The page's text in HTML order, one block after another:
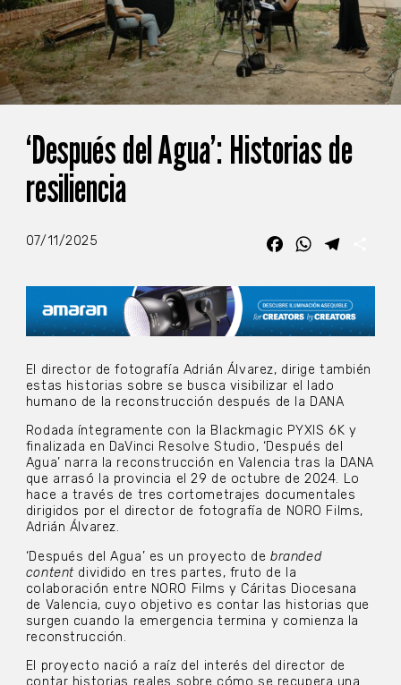
‘Después del Agua’: Historias de
resiliencia
07/11/2025 FacebookWhatsApp
El director de fotografía Adrián Álvarez, dirige también
estas historias sobre se busca visibilizar el lado
humano de la reconstrucción después de la DANA
Rodada íntegramente con la Blackmagic PYXIS 6K y
finalizada en DaVinci Resolve Studio, ‘Después del
Agua’ narra la reconstrucción en Valencia tras la DANA
que arrasó la provincia el 29 de octubre de 2024. Lo
hace a través de tres cortometrajes documentales
dirigidos por el director de fotografía de NORO Films,
Adrián Álvarez.
‘Después del Agua’ es un proyecto debranded
contentdividido en tres partes, fruto de la
colaboración entre NORO Films y Cáritas Diocesana
de Valencia, cuyo objetivo es contar las historias que
surgen cuando la emergencia termina y comienza la
reconstrucción.
El proyecto nació a raíz del interés del director de